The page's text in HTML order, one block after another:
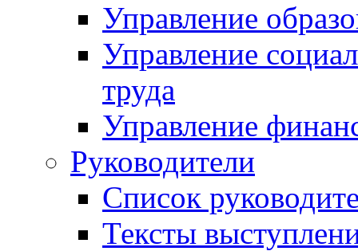
Управление
Управление
труда
Управление
Руководители
Список
Тексты